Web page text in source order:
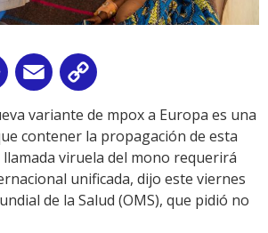
WhatsApp
Email
Link
variante de mpox a Europa es una
contener la propagación de esta
viruela del mono requerirá
unificada, dijo este viernes
de la Salud (OMS), que pidió no